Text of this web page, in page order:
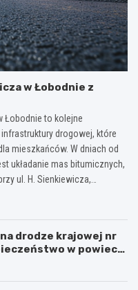
w Łobodnie z
Łobodnie to kolejne
drogowej, które
mieszkańców. W dniach od
układanie mas bitumicznych,
ul. H. Sienkiewicza,…
drodze krajowej nr
w powiecie